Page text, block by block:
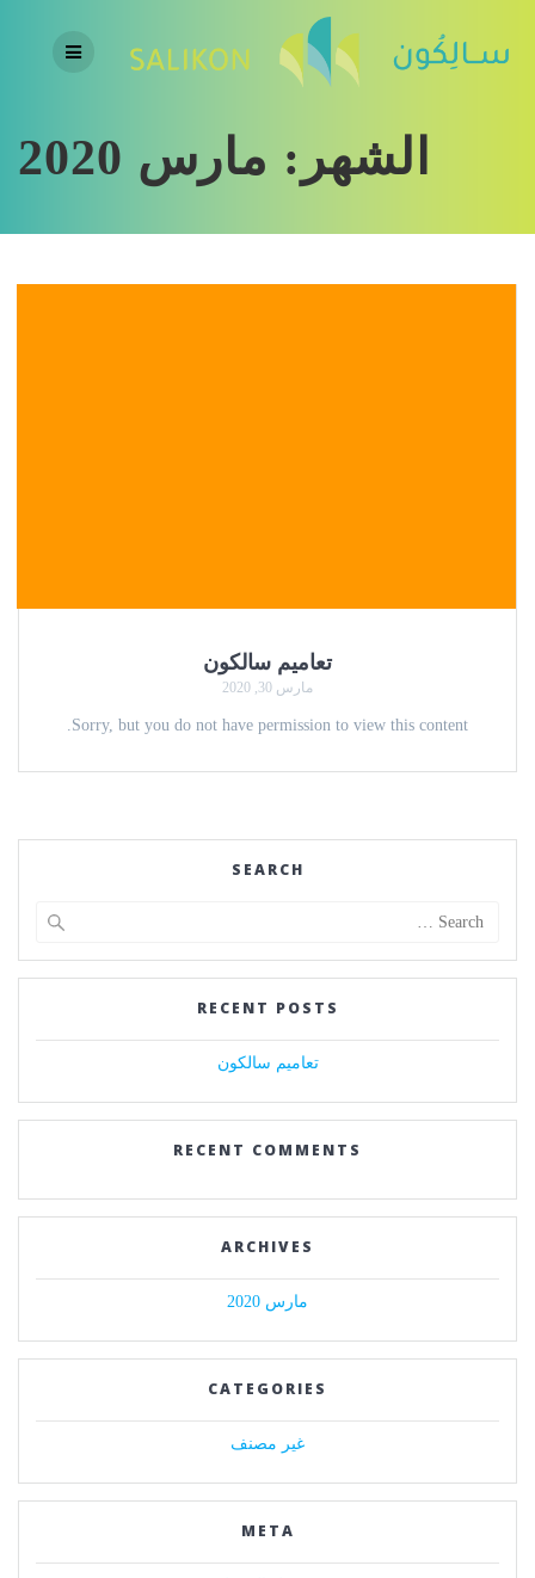
content
الشهر: مارس 2020
تعاميم سالكون
مارس 30, 2020
Sorry, but you do not have permission to view this content.
SEARCH
RECENT POSTS
تعاميم سالكون
RECENT COMMENTS
ARCHIVES
مارس 2020
CATEGORIES
غير مصنف
META